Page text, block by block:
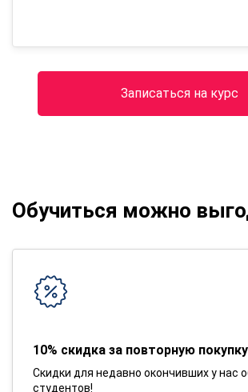
Записаться на курс
Обучиться можно
10% скидка за повторную покупку
Скидки для недавно окончивших у нас
студентов!